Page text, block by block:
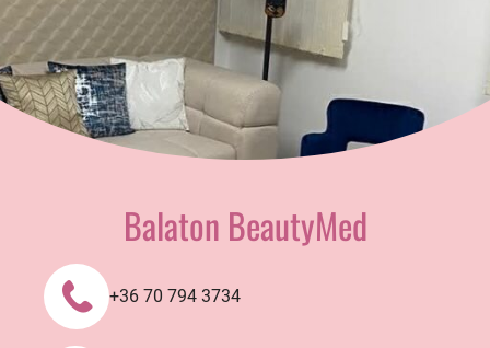
Balaton BeautyMed
+36 70 794 3734